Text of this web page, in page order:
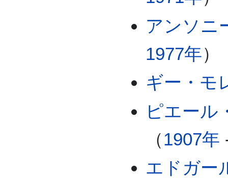
アンソニ
1977年）
ギー・モ
ピエール
（1907年
エドガー